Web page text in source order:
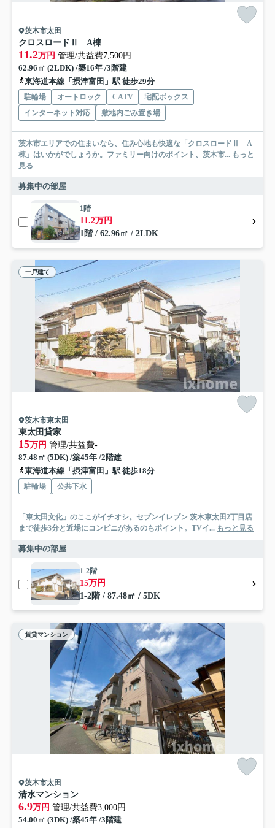
茨木市太田
クロスロードⅡ A棟
11.2万円 管理/共益費7,500円
62.96㎡ (2LDK) /築16年 /3階建
東海道本線「摂津富田」駅 徒歩29分
駐輪場 オートロック CATV
宅配ボックス
インターネット対応
敷地内ごみ置き場
茨木市エリアでの住まいなら、住み心地も快適な「クロスロードⅡ A
棟」はいかがでしょうか。ファミリー向けのポイント、茨木市... もっと
見る
募集中の部屋
1階
11.2万円
1階 / 62.96㎡ / 2LDK
一戸建て
茨木市東太田
東太田貸家
15万円 管理/共益費-
87.48㎡ (5DK) /築45年 /2階建
東海道本線「摂津富田」駅 徒歩18分
駐輪場 公共下水
「東太田文化」のここがイチオシ。セブンイレブン 茨木東太田2丁目店
まで徒歩3分と近場にコンビニがあるのもポイント。TVイ... もっと見る
募集中の部屋
1-2階
15万円
1-2階 / 87.48㎡ / 5DK
賃貸マンション
茨木市太田
清水マンション
6.9万円 管理/共益費3,000円
54.00㎡ (3DK) /築45年 /3階建